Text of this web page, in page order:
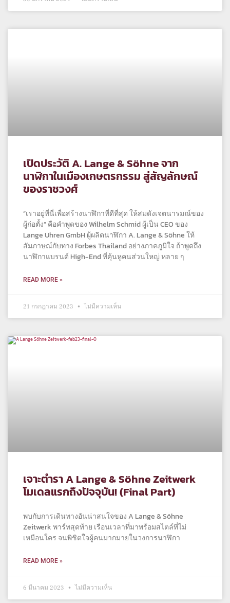
เปิดประวัติ A. Lange & Söhne จาก
นาฬิกาในเมืองเกษตรกรรม สู่สัญลักษณ์
ของราชวงศ์
“เราอยู่ที่นี่เพื่อสร้างนาฬิกาที่ดีที่สุด ให้สมดังเจตนารมณ์ของ
ผู้ก่อตั้ง” คือคำพูดของ Wilhelm Schmid ผู้เป็น CEO ของ
Lange Uhren GmbH ผู้ผลิตนาฬิกา A. Lange & Söhne ให้
สัมภาษณ์กับทาง Forbes Thailand อย่างภาคภูมิใจ ถ้าพูดถึง
นาฬิกาแบรนด์ High-End ที่คุ้นหูคนส่วนใหญ่ หลาย ๆ
READ MORE »
21 กรกฎาคม 2023 ไม่มีความเห็น
เจาะตำรา A Lange & Söhne Zeitwerk
โมเดลแรกถึงปัจจุบัน! (Final Part)
พบกับการเดินทางอันน่าสนใจของ A Lange & Söhne
Zeitwerk พาร์ทสุดท้าย เรือนเวลาที่มาพร้อมสไตล์ที่ไม่
เหมือนใคร จนพิชิตใจผู้คนมากมายในวงการนาฬิกา
READ MORE »
6 มีนาคม 2023 ไม่มีความเห็น